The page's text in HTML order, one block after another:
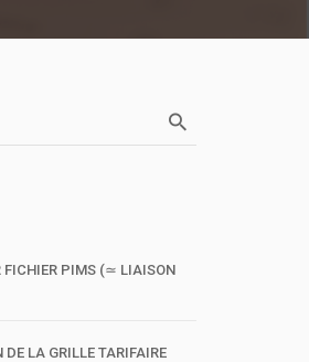
FICHIER PIMS (≃ LIAISON
DE LA GRILLE TARIFAIRE